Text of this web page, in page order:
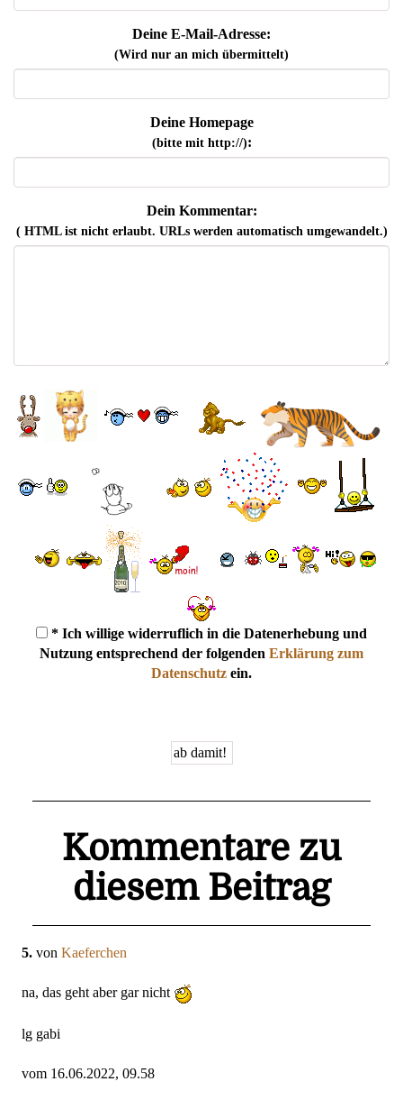
Deine E-Mail-Adresse:
(Wird nur an mich übermittelt)
Deine Homepage
(bitte mit http://):
Dein Kommentar:
( HTML ist nichterlaubt. URLs werden automatisch umgewandelt.)
* Ich willige widerruflich in die Datenerhebung und
Nutzung entsprechend der folgenden Erklärung zum
Datenschutz ein.
Kommentare zu
diesem Beitrag
5. von Kaeferchen
na, das geht aber gar nicht
lg gabi
vom 16.06.2022, 09.58